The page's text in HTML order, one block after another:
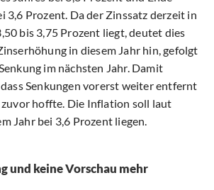
3,6 Prozent. Da der Zinssatz derzeit in
bis 3,75 Prozent liegt, deutet dies
in diesem Jahr hin, gefolgt
im nächsten Jahr. Damit
Senkungen vorerst weiter entfernt
hoffte. Die Inflation soll laut
Jahr bei 3,6 Prozent liegen.
und keine Vorschau mehr